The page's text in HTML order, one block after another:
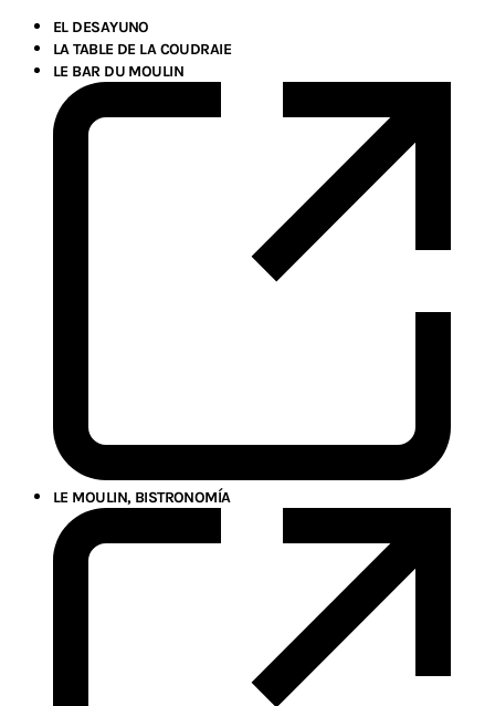
EL DESAYUNO
LA TABLE DE LA COUDRAIE
LE BAR DU MOULIN
LE MOULIN, BISTRONOMÍA